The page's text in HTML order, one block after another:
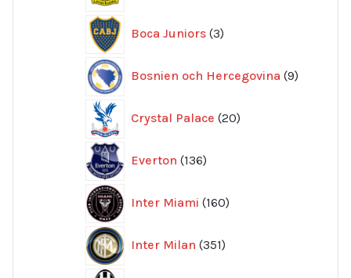
Boca Juniors 3
produkter
Bosnien och Hercegovina 9
produkter
Crystal Palace 20
produkter
Everton 136
produkter
Inter Miami 160
produkter
Inter Milan 351
produkter